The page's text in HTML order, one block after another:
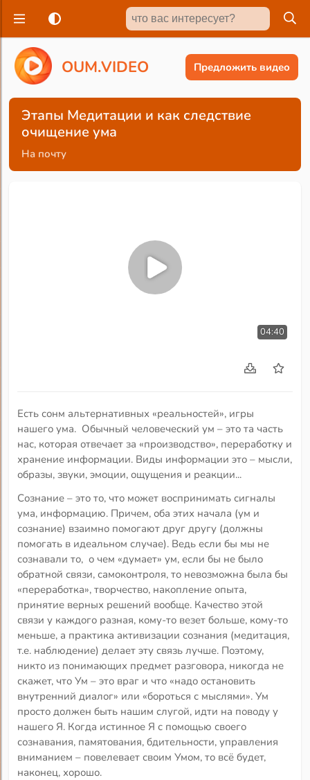
OUM.VIDEO Предложить видео
Этапы Медитации и как следствие
очищение ума
На почту
04:40
Есть сонм альтернативных «реальностей», игры
нашего ума. Обычный человеческий ум – это та часть
нас, которая отвечает за «производство», переработку и
хранение информации. Виды информации это – мысли,
образы, звуки, эмоции, ощущения и реакции...
Сознание – это то, что может воспринимать сигналы
ума, информацию. Причем, оба этих начала (ум и
сознание) взаимно помогают друг другу (должны
помогать в идеальном случае). Ведь если бы мы не
сознавали то, о чем «думает» ум, если бы не было
обратной связи, самоконтроля, то невозможна была бы
«переработка», творчество, накопление опыта,
принятие верных решений вообще. Качество этой
связи у каждого разная, кому-то везет больше, кому-то
меньше, а практика активизации сознания (медитация,
т.е. наблюдение) делает эту связь лучше. Поэтому,
никто из понимающих предмет разговора, никогда не
скажет, что Ум – это враг и что «надо остановить
внутренний диалог» или «бороться с мыслями». Ум
просто должен быть нашим слугой, идти на поводу у
нашего Я. Когда истинное Я с помощью своего
сознавания, памятования, бдительности, управления
вниманием – повелевает своим Умом, то всё будет,
наконец, хорошо.